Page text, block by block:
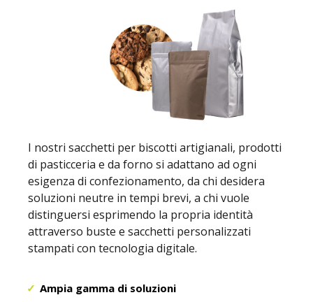
I nostri sacchetti per biscotti artigianali, prodotti
di pasticceria e da forno si adattano ad ogni
esigenza di confezionamento, da chi desidera
soluzioni neutre in tempi brevi, a chi vuole
distinguersi esprimendo la propria identità
attraverso buste e sacchetti personalizzati
stampati con tecnologia digitale.
Ampia gamma di soluzioni